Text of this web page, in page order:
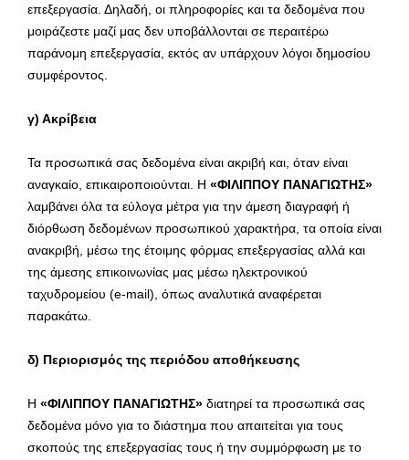
επεξεργασία. Δηλαδή, οι πληροφορίες και τα δεδομένα που
μοιράζεστε μαζί μας δεν υποβάλλονται σε περαιτέρω
παράνομη επεξεργασία, εκτός αν υπάρχουν λόγοι δημοσίου
συμφέροντος.
γ) Ακρίβεια
Τα προσωπικά σας δεδομένα είναι ακριβή και, όταν είναι
αναγκαίο, επικαιροποιούνται. Η «ΦΙΛΙΠΠΟΥ ΠΑΝΑΓΙΩΤΗΣ»
λαμβάνει όλα τα εύλογα μέτρα για την άμεση διαγραφή ή
διόρθωση δεδομένων προσωπικού χαρακτήρα, τα οποία είναι
ανακριβή, μέσω της έτοιμης φόρμας επεξεργασίας αλλά και
της άμεσης επικοινωνίας μας μέσω ηλεκτρονικού
ταχυδρομείου (e-mail), όπως αναλυτικά αναφέρεται
παρακάτω.
δ) Περιορισμός της περιόδου αποθήκευσης
Η «ΦΙΛΙΠΠΟΥ ΠΑΝΑΓΙΩΤΗΣ» διατηρεί τα προσωπικά σας
δεδομένα μόνο για το διάστημα που απαιτείται για τους
σκοπούς της επεξεργασίας τους ή την συμμόρφωση με το